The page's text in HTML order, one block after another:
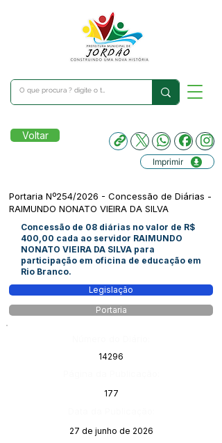
Voltar
Imprimir
Portaria Nº254/2026 - Concessão de Diárias -
RAIMUNDO NONATO VIEIRA DA SILVA
Concessão de 08 diárias no valor de R$
400,00 cada ao servidor RAIMUNDO
NONATO VIEIRA DA SILVA para
participação em oficina de educação em
Rio Branco.
Legislação
Portaria
14296
177
27 de junho de 2026